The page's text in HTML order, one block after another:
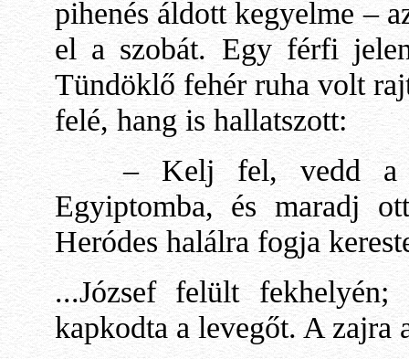
pihenés áldott kegyelme –
el a szobát. Egy férfi
Tündöklő fehér ruha volt
felé, hang is hallatszott:
– Kelj fel, vedd a
Egyiptomba, és maradj
Heródes halálra fogja
...József felült
kapkodta a levegőt. A